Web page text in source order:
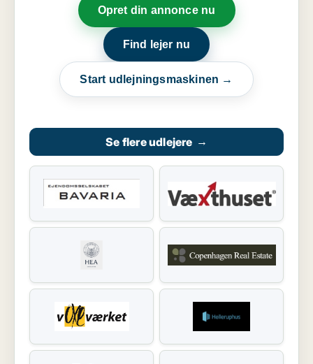
Opret din annonce nu
Find lejer nu
Start udlejningsmaskinen →
Se flere udlejere →